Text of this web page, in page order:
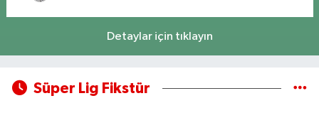
Detaylar için tıklayın
Süper Lig Fikstür